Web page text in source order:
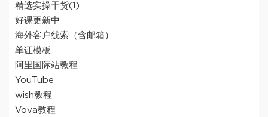
精选实操干货(1)
好课更新中
海外客户线索（含邮箱）
单证模板
阿里国际站教程
YouTube
wish教程
Vova教程